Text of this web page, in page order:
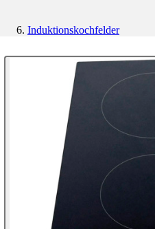
Induktionskochfelder